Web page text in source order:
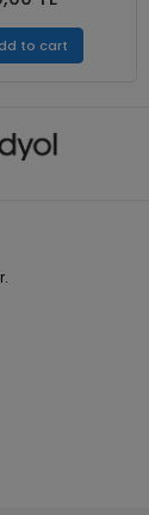
to cart